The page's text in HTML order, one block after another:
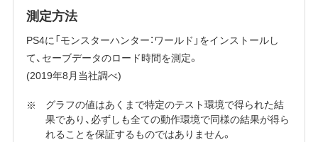
測定方法
PS4に「モンスターハンター：ワールド」をインストールし
て、セーブデータのロード時間を測定。
(2019年8月当社調べ)
グラフの値はあくまで特定のテスト環境で得られた結
果であり、必ずしも全ての動作環境で同様の結果が得ら
れることを保証するものではありません。